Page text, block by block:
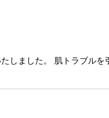
ました。 肌トラブル